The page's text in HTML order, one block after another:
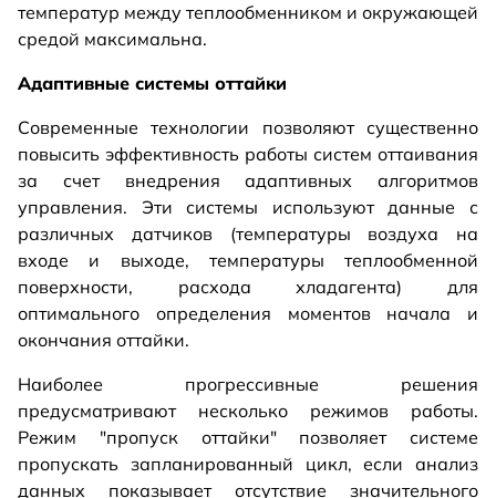
температур между теплообменником и окружающей
средой максимальна.
Адаптивные системы оттайки
Современные технологии позволяют существенно
повысить эффективность работы систем оттаивания
за счет внедрения адаптивных алгоритмов
управления. Эти системы используют данные с
различных датчиков (температуры воздуха на
входе и выходе, температуры теплообменной
поверхности, расхода хладагента) для
оптимального определения моментов начала и
окончания оттайки.
Наиболее прогрессивные решения
предусматривают несколько режимов работы.
Режим "пропуск оттайки" позволяет системе
пропускать запланированный цикл, если анализ
данных показывает отсутствие значительного